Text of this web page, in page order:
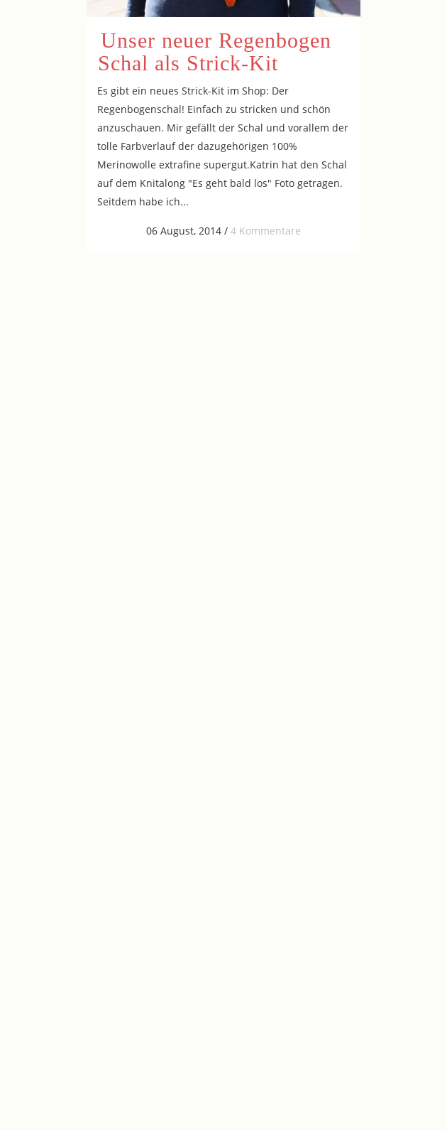
Unser neuer Regenbogen
Schal als Strick-Kit
Es gibt ein neues Strick-Kit im Shop: Der
Regenbogenschal! Einfach zu stricken und schön
anzuschauen. Mir gefällt der Schal und vorallem der
tolle Farbverlauf der dazugehörigen 100%
Merinowolle extrafine supergut.Katrin hat den Schal
auf dem Knitalong "Es geht bald los" Foto getragen.
Seitdem habe ich...
06 August, 2014 /4 Kommentare